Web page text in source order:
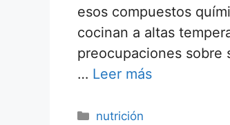
esos compuestos
cocinan a altas
preocupaciones sobre
… Leer más
nutrición